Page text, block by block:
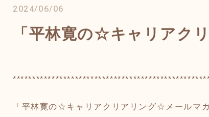
2024/06/06
「平林寛の☆キャリアク
「平林寛の☆キャリアクリアリング☆メールマ